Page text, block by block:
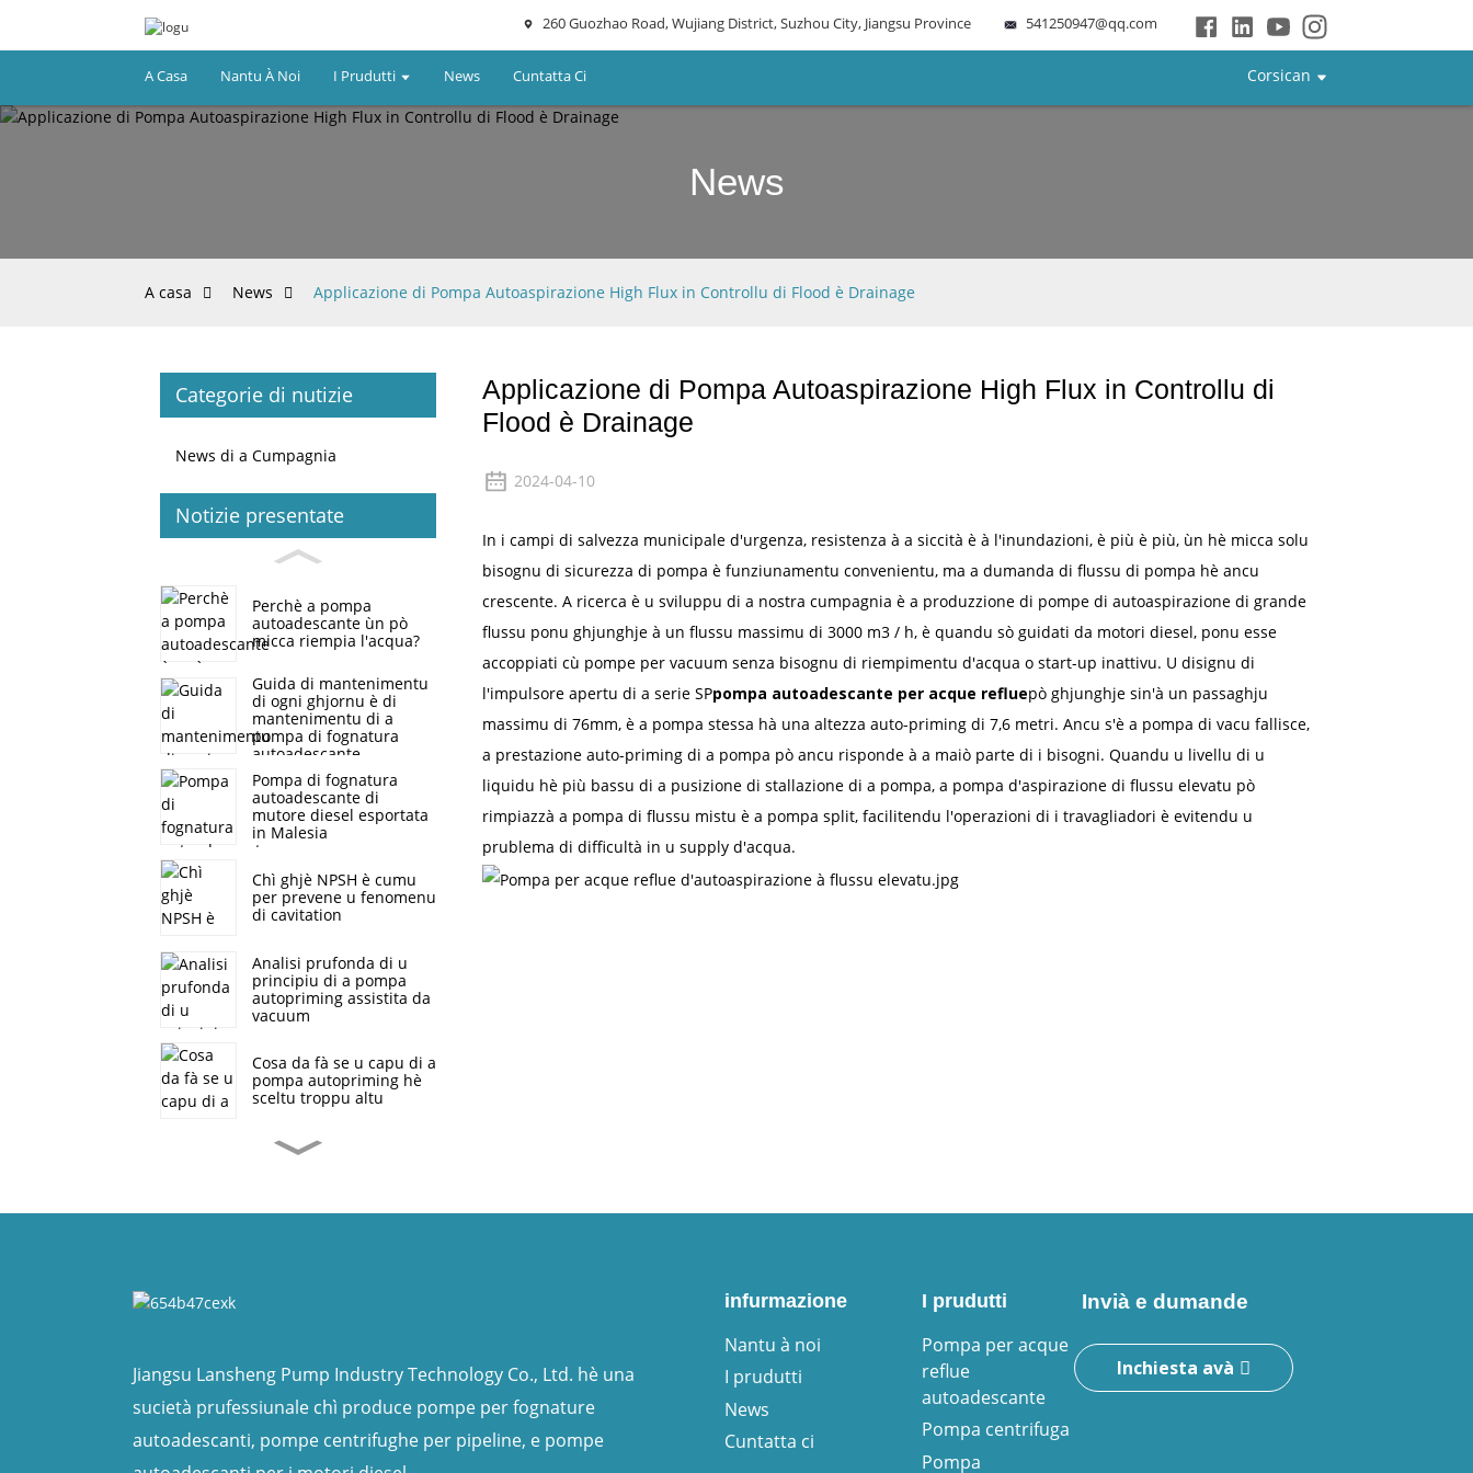
260 Guozhao Road, Wujiang District, Suzhou City, Jiangsu Province 541250947@qq.com
A Casa Nantu À Noi I Prudutti News Cuntatta Ci Corsican
News
A casa News Applicazione di Pompa Autoaspirazione High Flux in Controllu di Flood è Drainage
Categorie di nutizie
News di a Cumpagnia
Notizie presentate
Perchè a pompa
autoadescante ùn pò
micca riempia l'acqua?
Guida di mantenimentu
di ogni ghjornu è di
mantenimentu di a
pompa di fognatura
autoadescante
Pompa di fognatura
autoadescante di
mutore diesel esportata
in Malesia
Chì ghjè NPSH è cumu
per prevene u fenomenu
di cavitation
Analisi prufonda di u
principiu di a pompa
autopriming assistita da
vacuum
Cosa da fà se u capu di a
pompa autopriming hè
sceltu troppu altu
Applicazione di Pompa
paragone à e pompe
sommerse
Tipi di accoppiamenti di
pompa autoadescante
Applicazione di Pompa Autoaspirazione High Flux in Controllu di
Flood è Drainage
2024-04-10
In i campi di salvezza municipale d'urgenza, resistenza à a siccità è à l'inundazioni, è più è più, ùn hè micca solu
bisognu di sicurezza di pompa è funziunamentu convenientu, ma a dumanda di flussu di pompa hè ancu
crescente. A ricerca è u sviluppu di a nostra cumpagnia è a produzzione di pompe di autoaspirazione di grande
flussu ponu ghjunghje à un flussu massimu di 3000 m3 / h, è quandu sò guidati da motori diesel, ponu esse
accoppiati cù pompe per vacuum senza bisognu di riempimentu d'acqua o start-up inattivu. U disignu di
l'impulsore apertu di a serie SPpompa autoadescante per acque refluepò ghjunghje sin'à un passaghju
massimu di 76mm, è a pompa stessa hà una altezza auto-priming di 7,6 metri. Ancu s'è a pompa di vacu fallisce,
a prestazione auto-priming di a pompa pò ancu risponde à a maiò parte di i bisogni. Quandu u livellu di u
liquidu hè più bassu di a pusizione di stallazione di a pompa, a pompa d'aspirazione di flussu elevatu pò
rimpiazzà a pompa di flussu mistu è a pompa split, facilitendu l'operazioni di i travagliadori è evitendu u
prublema di difficultà in u supply d'acqua.
Jiangsu Lansheng Pump Industry Technology Co., Ltd. hè una
sucietà prufessiunale chì produce pompe per fognature
autoadescanti, pompe centrifughe per pipeline, e pompe
infurmazione
Nantu à noi
I prudutti
News
Cuntatta ci
I prudutti
Pompa per acque
reflue
autoadescante
Pompa centrifuga
Pompa
Invià e dumande
Inchiesta avà